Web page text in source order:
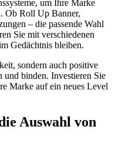
um Ihre Marke
Ob Roll Up Banner,
– die passende Wahl
Sie mit verschiedenen
Gedächtnis bleiben.
sondern auch positive
und binden. Investieren Sie
Marke auf ein neues Level
Auswahl von